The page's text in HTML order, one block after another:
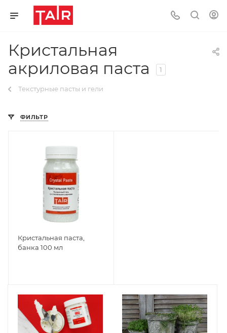
Кристальная
акриловая паста
1
Текстурные пасты и гели
ФИЛЬТР
Кристальная паста,
банка 100 мл